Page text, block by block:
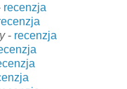
recenzja
- recenzja